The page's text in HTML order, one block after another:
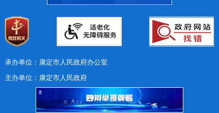
承办单位：康定市人民政府办公室
主办单位：康定市人民政府